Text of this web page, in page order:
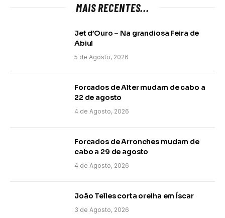
MAIS RECENTES...
Jet d’Ouro – Na grandiosa Feira de
Abiul
5 de Agosto, 2026
Forcados de Alter mudam de cabo a
22 de agosto
4 de Agosto, 2026
Forcados de Arronches mudam de
cabo a 29 de agosto
4 de Agosto, 2026
João Telles corta orelha em Íscar
3 de Agosto, 2026